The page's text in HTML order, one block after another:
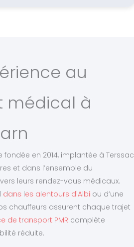
au
médical à
fondée en 2014, implantée à Terssac
et dans l’ensemble du
leurs rendez-vous médicaux.
les alentours d'Albi ou d’une
chauffeurs assurent chaque trajet
de transport PMR complète
réduite.